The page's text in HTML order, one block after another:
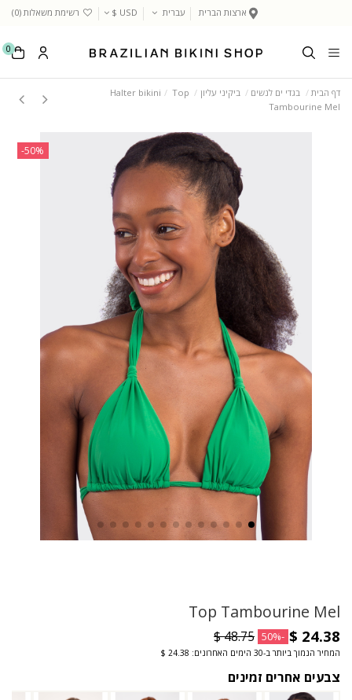
ארצות הברית עברית USD $ רשימת משאלות (0
)
0
דף הבית בגדי ים לנשים ביקיני עליון Halter bikini
Top
Tambourine Mel
‎-50%
Top Tambourine Mel
-50%
המחיר הנמוך ביותר ב-30 הימים האחרונים: ‏24.38 $
צבעים אחרים זמינים